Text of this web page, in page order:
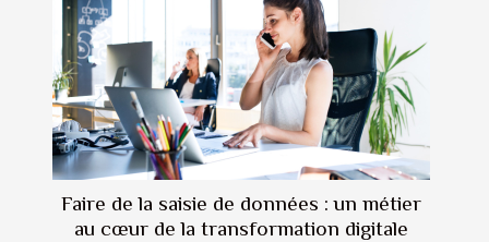
Faire de la saisie de données : un métier
au cœur de la transformation digitale